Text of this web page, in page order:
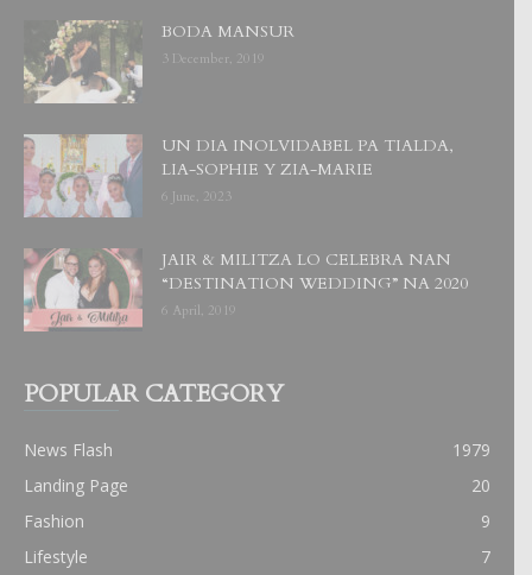
BODA MANSUR
3 December, 2019
UN DIA INOLVIDABEL PA TIALDA,
LIA-SOPHIE Y ZIA-MARIE
6 June, 2023
JAIR & MILITZA LO CELEBRA NAN
“DESTINATION WEDDING” NA 2020
6 April, 2019
POPULAR CATEGORY
News Flash
1979
Landing Page
20
Fashion
9
Lifestyle
7